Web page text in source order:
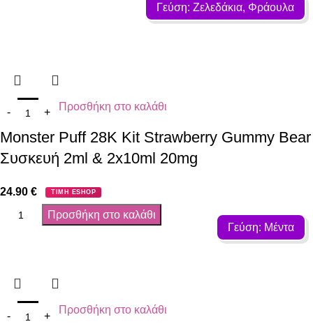
Γεύση: Ζελεδάκια, Φράουλα
Προσθήκη στο καλάθι
Monster Puff 28K Kit Strawberry Gummy Bear
Συσκευή 2ml & 2x10ml 20mg
24.90 € ΤΙΜΗ ESHOP
Προσθήκη στο καλάθι
Γεύση: Μέντα
Προσθήκη στο καλάθι